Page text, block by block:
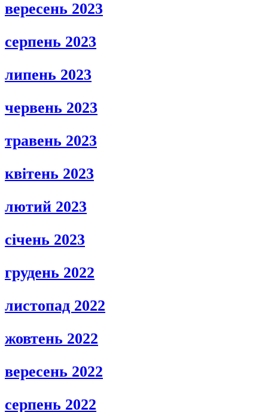
вересень 2023
серпень 2023
липень 2023
червень 2023
травень 2023
квітень 2023
лютий 2023
січень 2023
грудень 2022
листопад 2022
жовтень 2022
вересень 2022
серпень 2022